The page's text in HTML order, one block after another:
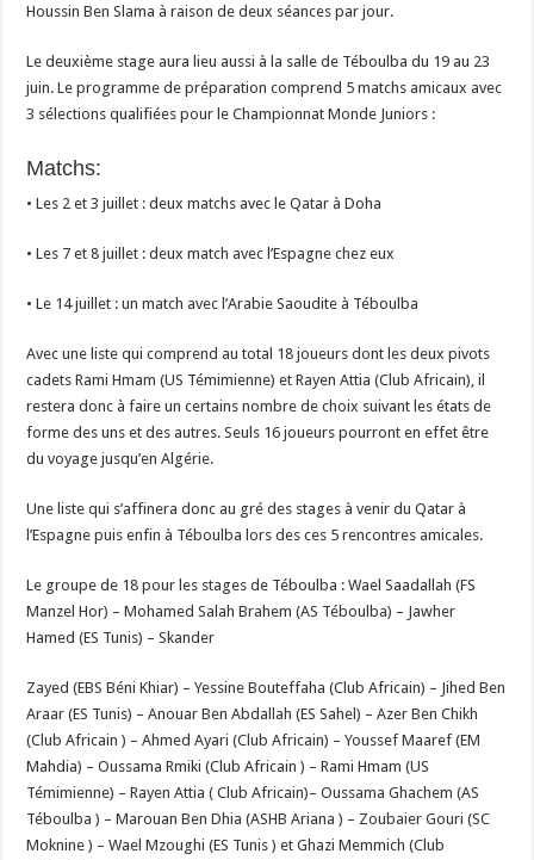
Houssin Ben Slama à raison de deux séances par jour.
Le deuxième stage aura lieu aussi à la salle de Téboulba du 19 au 23
juin. Le programme de préparation comprend 5 matchs amicaux avec
3 sélections qualifiées pour le Championnat Monde Juniors :
Matchs:
• Les 2 et 3 juillet : deux matchs avec le Qatar à Doha
• Les 7 et 8 juillet : deux match avec l’Espagne chez eux
• Le 14 juillet : un match avec l’Arabie Saoudite à Téboulba
Avec une liste qui comprend au total 18 joueurs dont les deux pivots
cadets Rami Hmam (US Témimienne) et Rayen Attia (Club Africain), il
restera donc à faire un certains nombre de choix suivant les états de
forme des uns et des autres. Seuls 16 joueurs pourront en effet être
du voyage jusqu’en Algérie.
Une liste qui s’affinera donc au gré des stages à venir du Qatar à
l’Espagne puis enfin à Téboulba lors des ces 5 rencontres amicales.
Le groupe de 18 pour les stages de Téboulba : Wael Saadallah (FS
Manzel Hor) – Mohamed Salah Brahem (AS Téboulba) – Jawher
Hamed (ES Tunis) – Skander
Zayed (EBS Béni Khiar) – Yessine Bouteffaha (Club Africain) – Jihed Ben
Araar (ES Tunis) – Anouar Ben Abdallah (ES Sahel) – Azer Ben Chikh
(Club Africain ) – Ahmed Ayari (Club Africain) – Youssef Maaref (EM
Mahdia) – Oussama Rmiki (Club Africain ) – Rami Hmam (US
Témimienne) – Rayen Attia ( Club Africain)– Oussama Ghachem (AS
Téboulba ) – Marouan Ben Dhia (ASHB Ariana ) – Zoubaier Gouri (SC
Moknine ) – Wael Mzoughi (ES Tunis ) et Ghazi Memmich (Club